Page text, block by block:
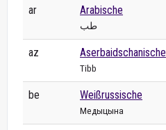
ar Arabische
طب
az Aserbaidschanische
Tibb
be Weißrussische
Медыцына